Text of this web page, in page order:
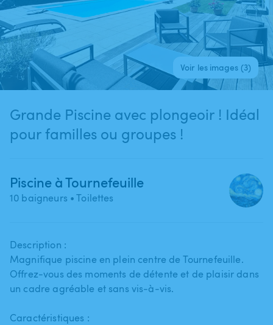
Voir les images (3)
Grande Piscine avec plongeoir ! Idéal
pour familles ou groupes !
Piscine à Tournefeuille
10 baigneurs • Toilettes
Description :
Magnifique piscine en plein centre de Tournefeuille.
Offrez-vous des moments de détente et de plaisir dans
un cadre agréable et sans vis-à-vis.
Caractéristiques :